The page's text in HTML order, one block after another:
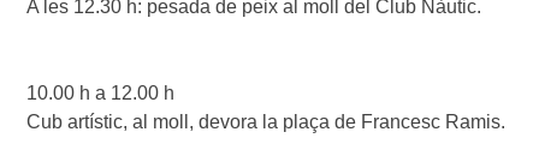
A les 12.30 h: pesada de peix al moll del Club Nàutic.
10.00 h a 12.00 h
Cub artístic, al moll, devora la plaça de Francesc Ramis.